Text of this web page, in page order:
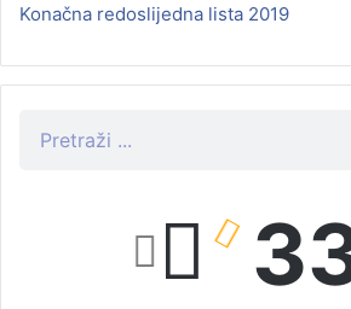
Konačna redoslijedna lista 2019